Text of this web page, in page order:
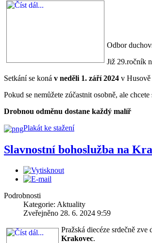
Odbor
Již 29.ročník
Setkání se koná v neděli 1. září 2024 v Husově
Pokud se nemůžete zúčastnit osobně, ale
Drobnou odměnu dostane každý malíř
Plakát ke stažení
Slavnostní bohoslužba na
Podrobnosti
Kategorie: Aktuality
Zveřejněno 28. 6. 2024 9:59
Pražská diecéze srdečně zve
Krakovec.